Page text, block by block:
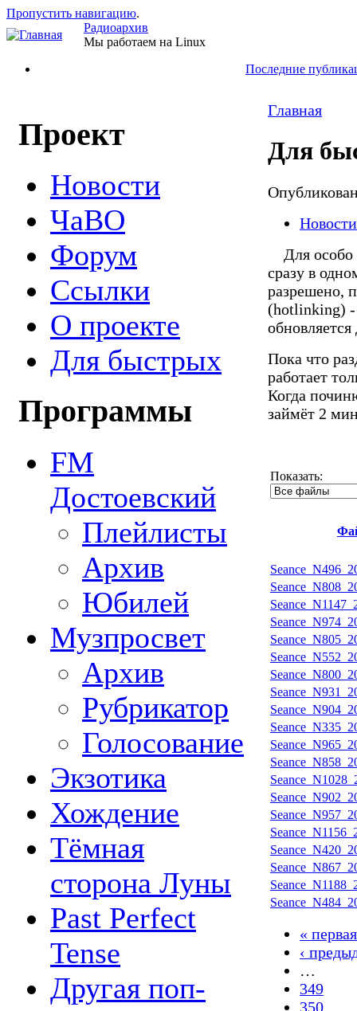
Пропустить навигацию.
Радиоархив
Мы работаем на Linux
Последние
Проект
Новости
ЧаВО
Форум
Ссылки
О проекте
Для быстрых
Программы
FM
Достоевский
Плейлисты
Архив
Юбилей
Музпросвет
Архив
Рубрикатор
Голосование
Экзотика
Хождение
Тёмная
сторона Луны
Past Perfect
Tense
Другая поп-
Главная
Для
Новости
Для особо
сразу в
разрешено,
(hotlinking) -
обновляется
Пока что
работает
Когда
займёт 2
Показать:
« первая
‹
…
349
350